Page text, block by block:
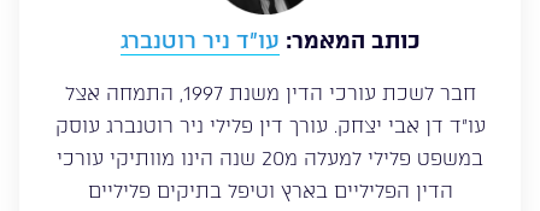
כותב המאמר: עו”ד ניר רוטנברג
חבר לשכת עורכי הדין משנת 1997, התמחה אצל
עו”ד דן אבי יצחק. עורך דין פלילי ניר רוטנברג עוסק
במשפט פלילי למעלה מ20 שנה הינו מוותיקי עורכי
הדין הפליליים בארץ וטיפל בתיקים פליליים